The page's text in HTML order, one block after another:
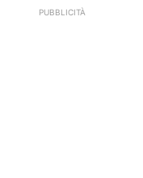
PUBBLICITÀ